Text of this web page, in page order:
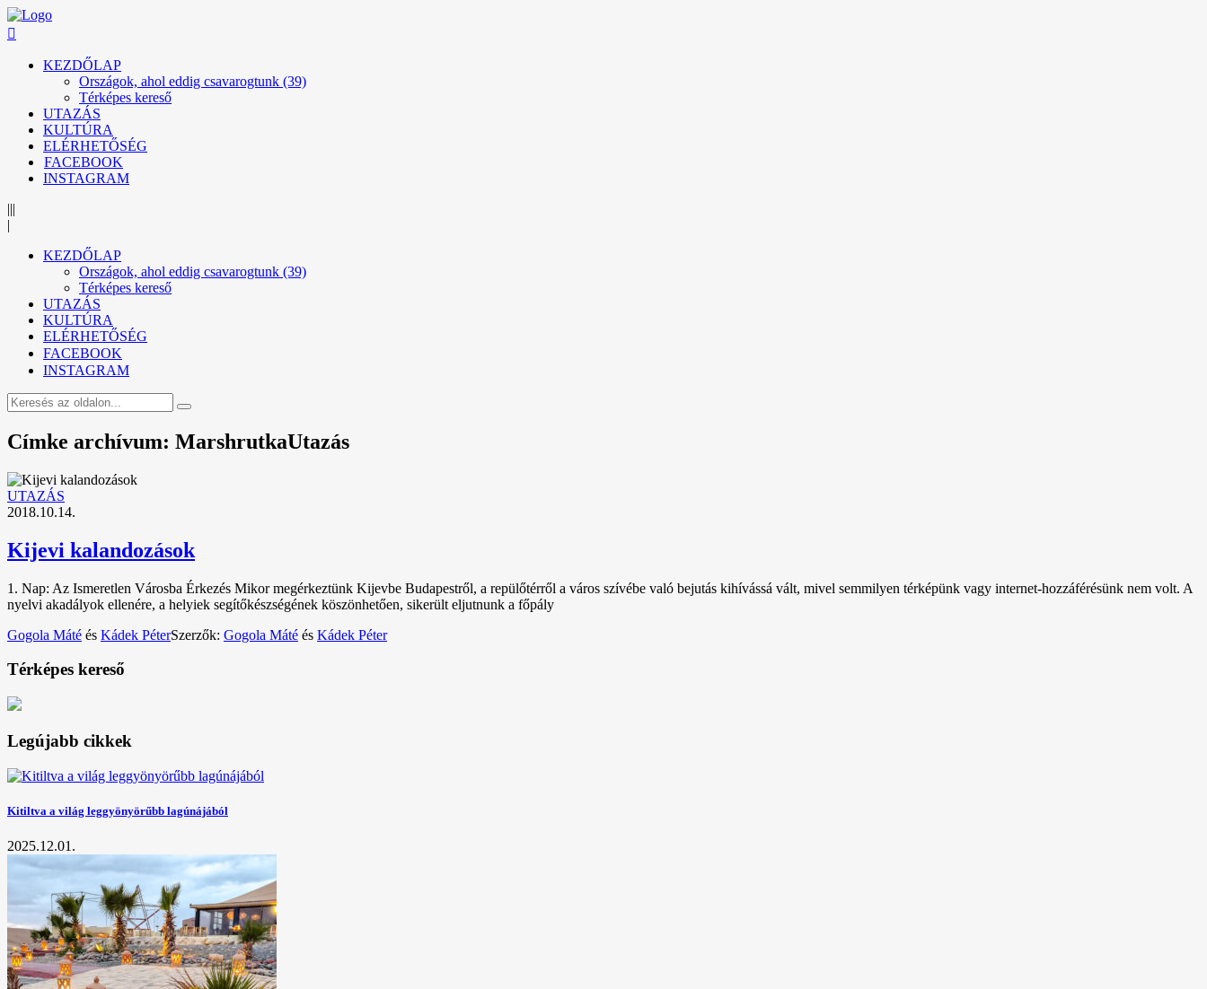
KEZDŐLAP
Országok, ahol eddig csavarogtunk (39)
Térképes kereső
UTAZÁS
KULTÚRA
ELÉRHETŐSÉG
FACEBOOK
INSTAGRAM
|||
|
KEZDŐLAP
Országok, ahol eddig csavarogtunk (39)
Térképes kereső
UTAZÁS
KULTÚRA
ELÉRHETŐSÉG
FACEBOOK
INSTAGRAM
Címke archívum: MarshrutkaUtazás
UTAZÁS
2018.10.14.
Kijevi kalandozások
1. Nap: Az Ismeretlen Városba Érkezés Mikor megérkeztünk Kijevbe Budapestről, a repülőtérről a város szívébe való bejutás kihívássá vált, mivel semmilyen térképünk vagy internet-hozzáférésünk nem volt. A
nyelvi akadályok ellenére, a helyiek segítőkészségének köszönhetően, sikerült eljutnunk a főpály
Gogola Máté és Kádek PéterSzerzők: Gogola Máté és Kádek Péter
Térképes kereső
Legújabb cikkek
Kitiltva a világ leggyönyörűbb lagúnájából
2025.12.01.